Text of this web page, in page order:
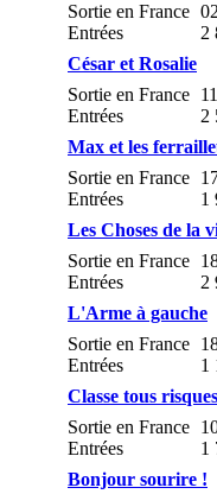
Sortie en France
Entrées
2
César et Rosalie
Sortie en France
Entrées
2
Max et les
Sortie en France
Entrées
1
Les Choses de la
Sortie en France
Entrées
2
L'Arme à gauche
Sortie en France
Entrées
1
Classe tous risques
Sortie en France
Entrées
1
Bonjour sourire !